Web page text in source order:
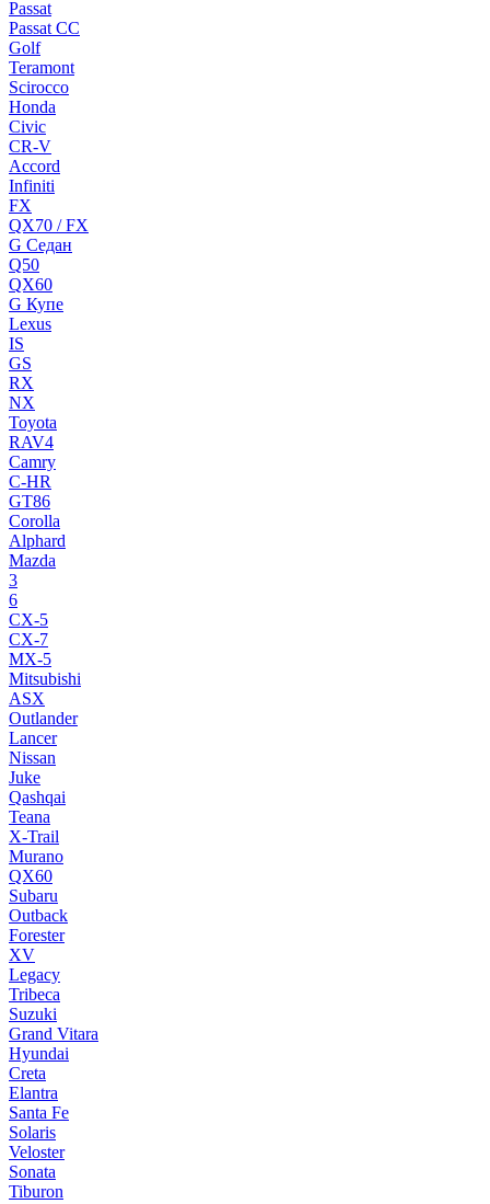
Passat
Passat CC
Golf
Teramont
Scirocco
Honda
Civic
CR-V
Accord
Infiniti
FX
QX70 / FX
G Cедан
Q50
QX60
G Купе
Lexus
IS
GS
RX
NX
Toyota
RAV4
Camry
C-HR
GT86
Corolla
Alphard
Mazda
3
6
CX-5
CX-7
MX-5
Mitsubishi
ASX
Outlander
Lancer
Nissan
Juke
Qashqai
Teana
X-Trail
Murano
QX60
Subaru
Outback
Forester
XV
Legacy
Tribeca
Suzuki
Grand Vitara
Hyundai
Creta
Elantra
Santa Fe
Solaris
Veloster
Sonata
Tiburon